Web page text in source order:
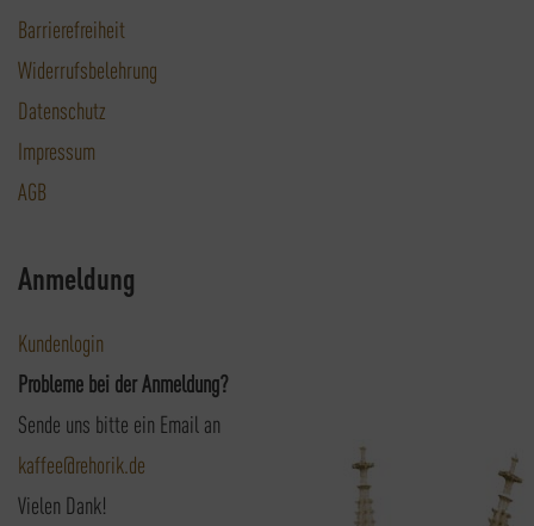
Barrierefreiheit
Widerrufsbelehrung
Datenschutz
Impressum
AGB
Anmeldung
Kundenlogin
Probleme bei der Anmeldung?
Sende uns bitte ein Email an
kaffee@rehorik.de
Vielen Dank!